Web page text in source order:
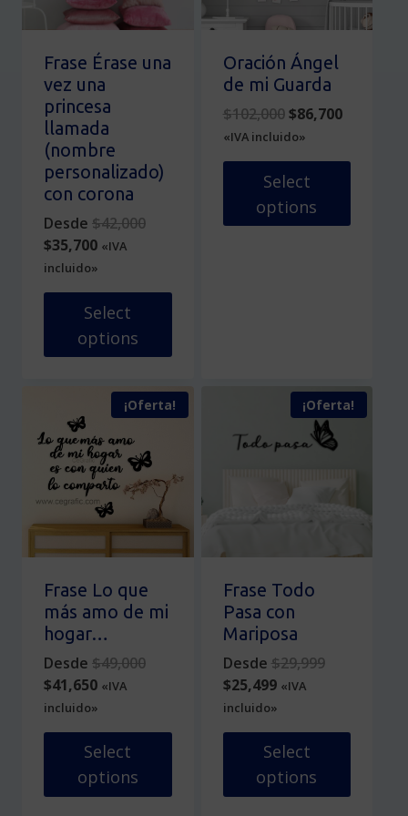
pueden
elegir
en
la
página
de
producto
en
página
de
Frase Érase una
vez una
princesa
llamada
(nombre
personalizado)
con corona
Desde $42,000Original
$42,000.
$35,700Current
price
is:
$35,700.
«IVA
incluido»
Select
options
múltiples
variantes.
Las
opciones
se
pueden
elegir
en
la
página
producto
Oración Ángel
de mi Guarda
$102,000 Original
price
was:
$102,000.
$86,700Current
is:
«IVA incluido»
Select
options
elegir
en
¡Oferta!
Frase Lo que
más amo de mi
hogar…
Desde $49,000Original
$49,000.
$41,650Current
price
is:
$41,650.
«IVA
incluido»
Select
options
¡Oferta!
Frase Todo
Pasa con
Mariposa
Desde $29,999Original
$29,999.
$25,499Current
price
is:
$25,499.
«IVA
incluido»
Select
options